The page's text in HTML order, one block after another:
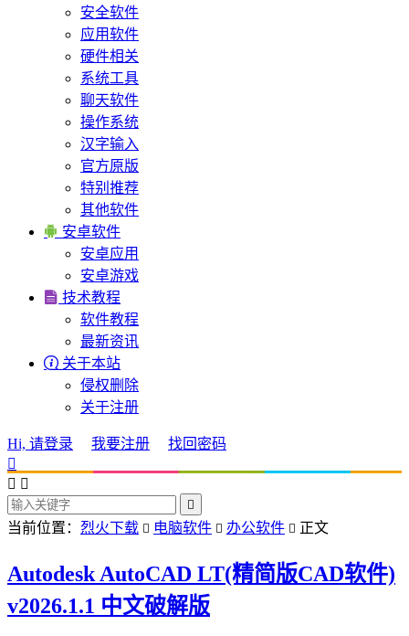
安全软件
应用软件
硬件相关
系统工具
聊天软件
操作系统
汉字输入
官方原版
特别推荐
其他软件
 安卓软件
安卓应用
安卓游戏
 技术教程
软件教程
最新资讯
 关于本站
侵权删除
关于注册
Hi, 请登录 我要注册
找回密码

 

当前位置： 烈火下载  电脑软件  办公软件  正文
Autodesk AutoCAD LT(精简版CAD软件)
v2026.1.1 中文破解版